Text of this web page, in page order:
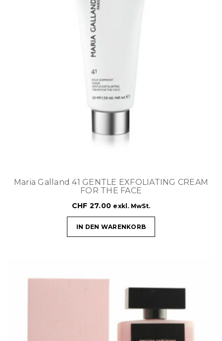
Maria Galland 41 GENTLE EXFOLIATING CREAM
FOR THE FACE
CHF 27.00 exkl. MwSt.
IN DEN WARENKORB